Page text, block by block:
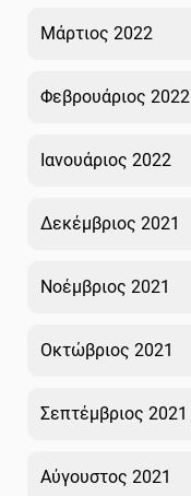
Μάρτιος 2022
Φεβρουάριος 2022
Ιανουάριος 2022
Δεκέμβριος 2021
Νοέμβριος 2021
Οκτώβριος 2021
Σεπτέμβριος 2021
Αύγουστος 2021